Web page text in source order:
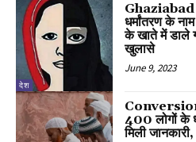
देश
धर्मांतरण के
के खाते में डाले
खुलासे
June 9, 2023
Conversion
400 लोगों के
मिली